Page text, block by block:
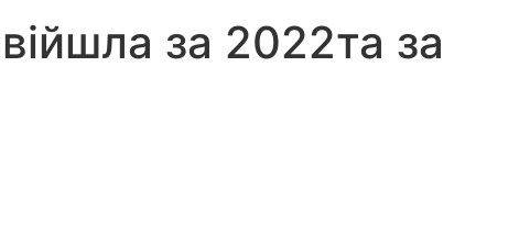
за 2022та за